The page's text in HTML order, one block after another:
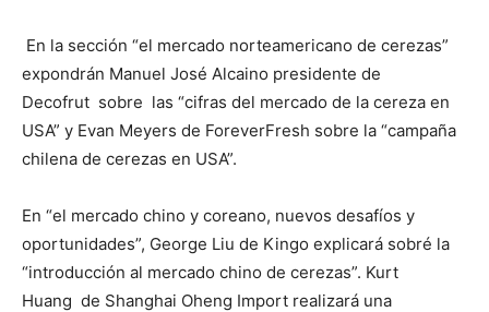
En la sección “el mercado norteamericano de cerezas”
expondrán Manuel José Alcaino presidente de
Decofrut sobre las “cifras del mercado de la cereza en
USA” y Evan Meyers de ForeverFresh sobre la “campaña
chilena de cerezas en USA”.
En “el mercado chino y coreano, nuevos desafíos y
oportunidades”, George Liu de Kingo explicará sobré la
“introducción al mercado chino de cerezas”. Kurt
Huang de Shanghai Oheng Import realizará una